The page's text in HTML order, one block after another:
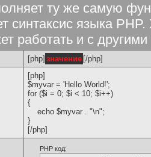
ту же самую
синтаксис языка
работать и с
[php] значение [/php]
[php]
$myvar = 'Hello World!';
for ($i = 0; $i < 10; $i++)
{
echo $myvar . "\n";
}
[/php]
PHP код: